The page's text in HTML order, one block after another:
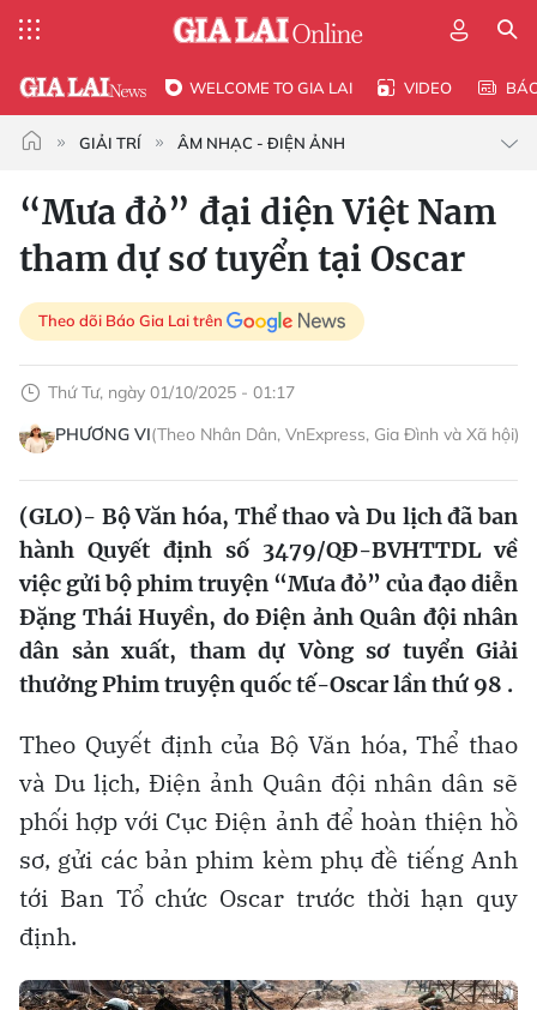
WELCOME TO GIA LAI VIDEO
GIẢI TRÍ ÂM NHẠC - ĐIỆN ẢNH
“Mưa đỏ” đại diện Việt Nam
tham dự sơ tuyển tại Oscar
Theo dõi Báo Gia Lai trên
Thứ Tư, ngày 01/10/2025 - 01:17
PHƯƠNG VI(Theo Nhân Dân, VnExpress, Gia Đình và Xã hội)
(GLO)- Bộ Văn hóa, Thể thao và Du lịch đã ban
hành Quyết định số 3479/QĐ-BVHTTDL về
việc gửi bộ phim truyện “Mưa đỏ” của đạo diễn
Đặng Thái Huyền, do Điện ảnh Quân đội nhân
dân sản xuất, tham dự Vòng sơ tuyển Giải
thưởng Phim truyện quốc tế-Oscar lần thứ 98 .
Theo Quyết định của Bộ Văn hóa, Thể thao
và Du lịch, Điện ảnh Quân đội nhân dân sẽ
phối hợp với Cục Điện ảnh để hoàn thiện hồ
sơ, gửi các bản phim kèm phụ đề tiếng Anh
tới Ban Tổ chức Oscar trước thời hạn quy
định.